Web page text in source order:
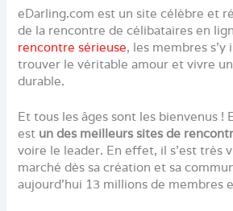
eDarling.com est un site célèbre et
de la rencontre de célibataires en
rencontre sérieuse, les membres
trouver le véritable amour et vivre
durable.
Et tous les âges sont les bienvenus !
est un des meilleurs sites de
voire le leader. En effet, il s’est très
marché dès sa création et sa
aujourd’hui 13 millions de membres